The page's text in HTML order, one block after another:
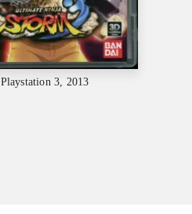
Playstation 3, 2013